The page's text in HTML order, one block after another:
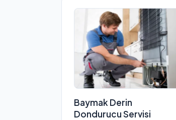
Baymak Derin
Dondurucu Servisi